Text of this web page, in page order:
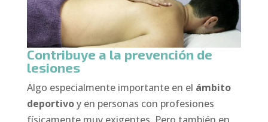
Contribuye a la prevención de
lesiones
Algo especialmente importante en el ámbito
deportivoy en personas con profesiones